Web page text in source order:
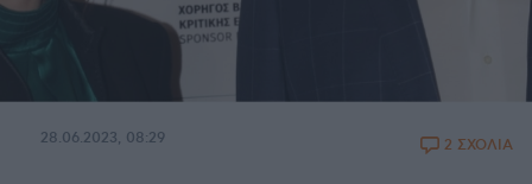
28.06.2023, 08:29 2 ΣΧΟΛΙΑ